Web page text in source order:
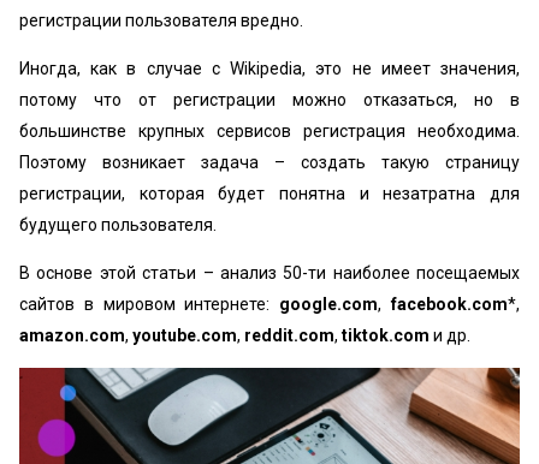
регистрации пользователя вредно.
Иногда, как в случае с Wikipedia, это не имеет значения,
потому что от регистрации можно отказаться, но в
большинстве крупных сервисов регистрация необходима.
Поэтому возникает задача – создать такую страницу
регистрации, которая будет понятна и незатратна для
будущего пользователя.
В основе этой статьи – анализ 50-ти наиболее посещаемых
сайтов в мировом интернете: google.com,facebook.com*,
amazon.com, youtube.com, reddit.com, tiktok.com и др.